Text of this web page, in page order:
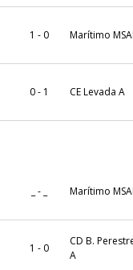
1 - 0 Marítimo
0 - 1 CE Levada A
_ - _ Marítimo
1 - 0
CD B.
A